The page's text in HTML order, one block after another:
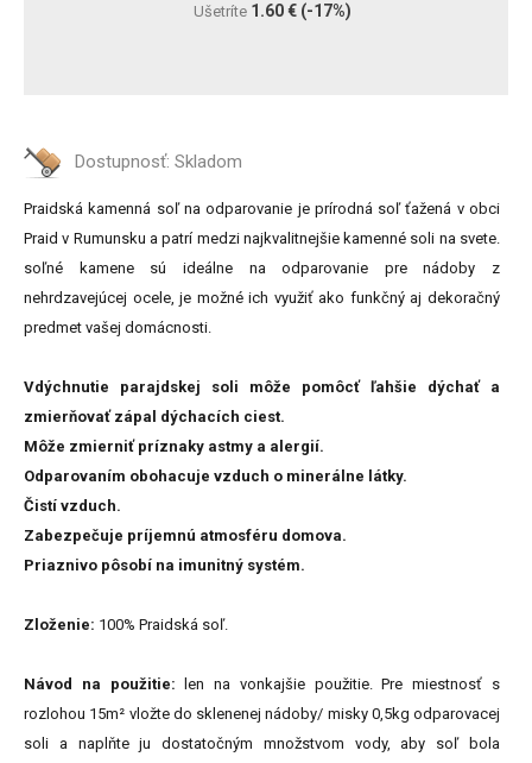
Ušetríte 1.60 € (-17%)
Dostupnosť: Skladom
Praidská kamenná soľ na odparovanie je prírodná soľ ťažená v obci
Praid v Rumunsku a patrí medzi najkvalitnejšie kamenné soli na svete.
soľné kamene sú ideálne na odparovanie pre nádoby z
nehrdzavejúcej ocele, je možné ich využiť ako funkčný aj dekoračný
predmet vašej domácnosti.
Vdýchnutie parajdskej soli môže pomôcť ľahšie dýchať a
zmierňovať zápal dýchacích ciest.
Môže zmierniť príznaky astmy a alergií.
Odparovaním obohacuje vzduch o minerálne látky.
Čistí vzduch.
Zabezpečuje príjemnú atmosféru domova.
Priaznivo pôsobí na imunitný systém.
Zloženie: 100% Praidská soľ.
Návod na použitie: len na vonkajšie použitie. Pre miestnosť s
rozlohou 15m² vložte do sklenenej nádoby/ misky 0,5kg odparovacej
soli a naplňte ju dostatočným množstvom vody, aby soľ bola